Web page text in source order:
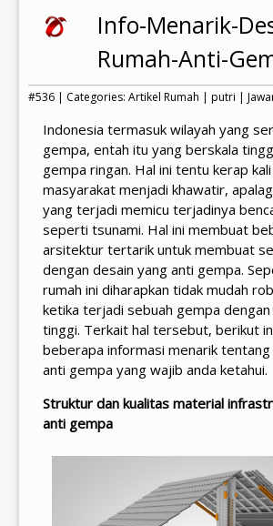
Info-Menarik-
Rumah-Anti-
#536 | Categories: Artikel Rumah | putri |
Indonesia termasuk wilayah yang
gempa, entah itu yang berskala
gempa ringan. Hal ini tentu kerap
masyarakat menjadi khawatir,
yang terjadi memicu terjadinya
seperti tsunami. Hal ini membuat
arsitektur tertarik untuk membuat
dengan desain yang anti gempa.
rumah ini diharapkan tidak mudah
ketika terjadi sebuah gempa dengan
tinggi. Terkait hal tersebut, berikut
beberapa informasi menarik tentang
anti gempa yang wajib anda ketahui.
Struktur dan kualitas material
anti gempa